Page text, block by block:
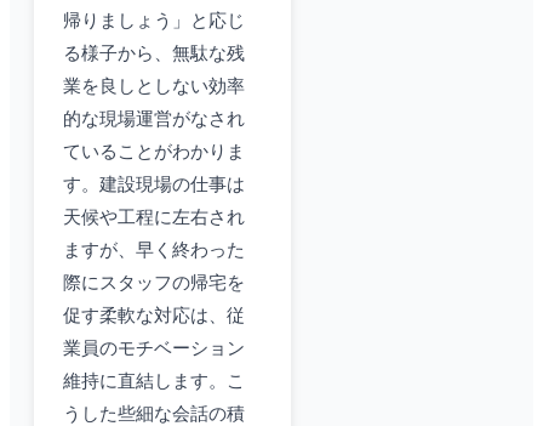
帰りましょう」と応じ
る様子から、無駄な残
業を良しとしない効率
的な現場運営がなされ
ていることがわかりま
す。建設現場の仕事は
天候や工程に左右され
ますが、早く終わった
際にスタッフの帰宅を
促す柔軟な対応は、従
業員のモチベーション
維持に直結します。こ
うした些細な会話の積